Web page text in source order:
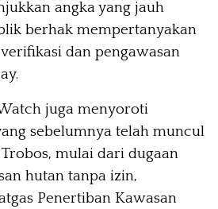
angka yang jauh
berhak mempertanyakan
dan pengawasan
juga menyoroti
sebelumnya telah muncul
mulai dari dugaan
hutan tanpa izin,
Penertiban Kawasan